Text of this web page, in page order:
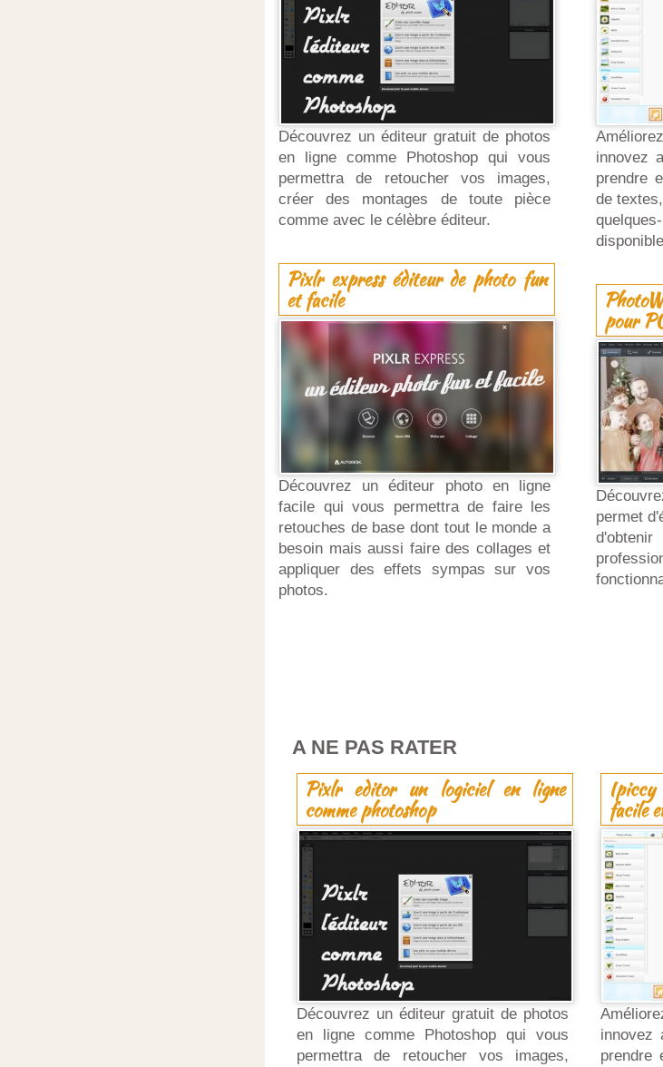
Découvrez un éditeur gratuit de photos
en ligne comme Photoshop qui vous
permettra de retoucher vos images,
créer des montages de toute pièce
comme avec le célèbre éditeur.
Pixlr express éditeur de photo fun
et facile
Découvrez un éditeur photo en ligne
facile qui vous permettra de faire les
retouches de base dont tout le monde a
besoin mais aussi faire des collages et
appliquer des effets sympas sur vos
photos.
innovez
prendre
de
pour
permet
A NE PAS RATER
Pixlr editor un logiciel en ligne
comme photoshop
Découvrez un éditeur gratuit de photos
en ligne comme Photoshop qui vous
permettra de retoucher vos images,
facile
innovez
prendre